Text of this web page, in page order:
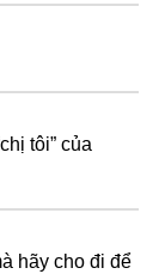
tôi” của
hãy cho đi để